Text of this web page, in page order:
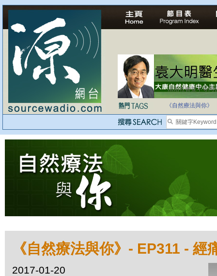
法治社會並不等同
《自然療法與你》
《自然療法與你》- EP311 - 經
2017-01-20